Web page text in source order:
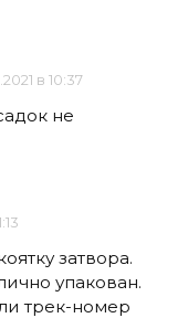
в 10:37
не
затвора.
упакован.
трек-номер